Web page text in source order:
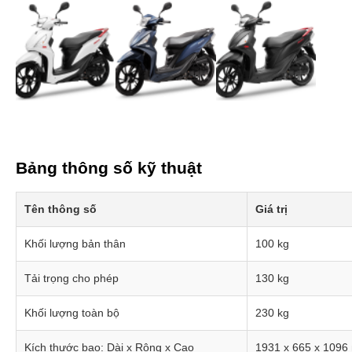
Bảng thông số kỹ thuật
Tên thông số Giá trị
Khối lượng bản thân 100 kg
Tải trọng cho phép 130 kg
Khối lượng toàn bộ 230 kg
Kích thước bao: Dài x Rộng x Cao 1931 x 665 x 1096